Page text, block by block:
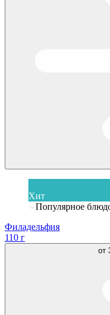
Хит
Популярное
Филадельфия
110 г
от